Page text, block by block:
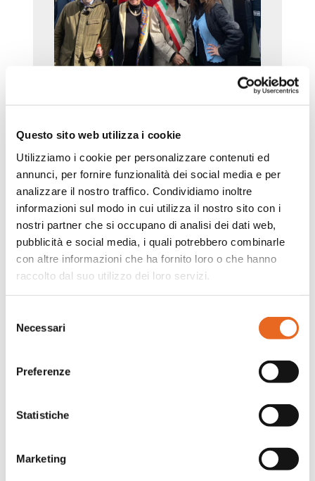
Questo sito web utilizza i cookie
Utilizziamo i cookie per personalizzare contenuti ed
annunci, per fornire funzionalità dei social media e per
analizzare il nostro traffico. Condividiamo inoltre
informazioni sul modo in cui utilizza il nostro sito con i
nostri partner che si occupano di analisi dei dati web,
pubblicità e social media, i quali potrebbero combinarle
con altre informazioni che ha fornito loro o che hanno
raccolto dal suo utilizzo dei loro servizi.
delNecessari
Preferenze
Statistiche
Marketing